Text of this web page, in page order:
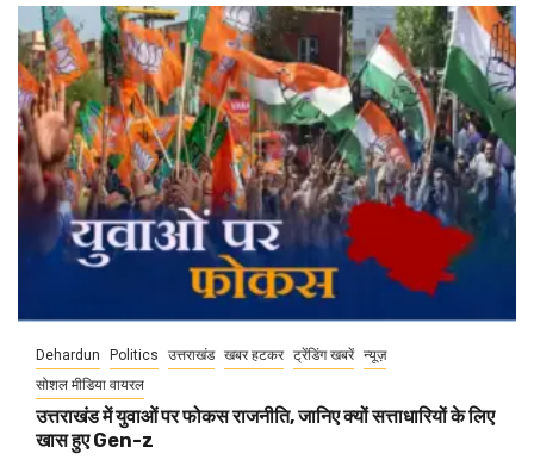
Dehardun Politics उत्तराखंड खबर हटकर ट्रेंडिंग खबरें न्यूज़
सोशल मीडिया वायरल
उत्तराखंड में युवाओं पर फोकस राजनीति, जानिए क्यों सत्ताधारियों के लिए
खास हुए Gen-z